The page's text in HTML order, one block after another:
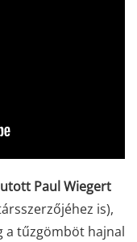
Paul Wiegert
is),
a tűzgömböt hajnal